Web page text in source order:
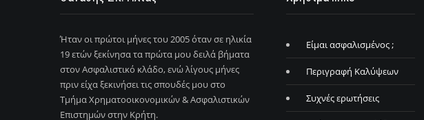
Ήταν οι πρώτοι μήνες του 2005 όταν σε ηλικία
19 ετών ξεκίνησα τα πρώτα μου δειλά βήματα
στον Ασφαλιστικό κλάδο, ενώ λίγους μήνες
πριν είχα ξεκινήσει τις σπουδές μου στο
Τμήμα Χρηματοοικονομικών & Ασφαλιστικών
Επιστημών στην Κρήτη.
Είμαι ασφαλισμένος ;
Περιγραφή Καλύψεων
Συχνές ερωτήσεις